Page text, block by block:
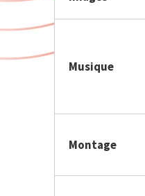
Musique
Montage